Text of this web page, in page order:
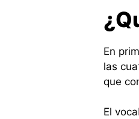
En
las
que
El